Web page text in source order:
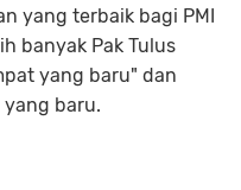
yang terbaik bagi PMI
banyak Pak Tulus
yang baru" dan
baru.